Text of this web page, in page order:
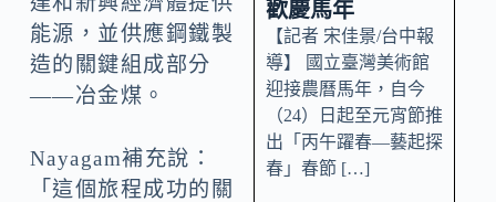
能源，並供應鋼鐵製
造的關鍵組成部分
——冶金煤。
Nayagam補充說：
「這個旅程成功的關
歡慶馬年
【記者 宋佳景/台中報
導】 國立臺灣美術館
迎接農曆馬年，自今
（24）日起至元宵節推
出「丙午躍春—藝起探
春」春節 […]